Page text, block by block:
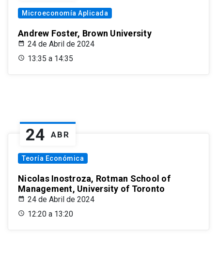
Microeconomía Aplicada
Andrew Foster, Brown University
24 de Abril de 2024
13:35 a 14:35
24 ABR
Teoría Económica
Nicolas Inostroza, Rotman School of
Management, University of Toronto
24 de Abril de 2024
12:20 a 13:20